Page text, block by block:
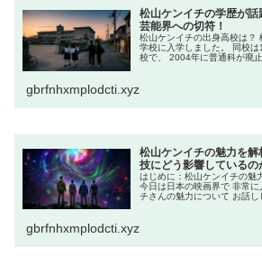
松山ケンイチの学歴が
芸能界への切符！
松山ケンイチの出身高校は？
学校に入学しました。 同校
校で、 2004年に普通科が廃
gbrfnhxmplodcti.xyz
松山ケンイチの魅力を
技にどう影響しているの
はじめに：松山ケンイチの魅
今日は日本の映画界で 非常
チさんの魅力について お話し
gbrfnhxmplodcti.xyz